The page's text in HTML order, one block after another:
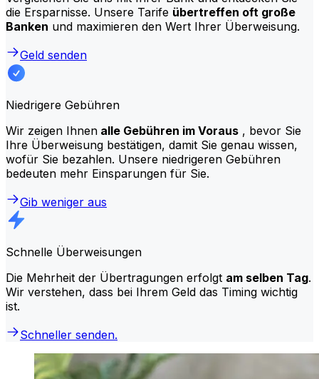
die Ersparnisse. Unsere Tarife übertreffen oft große
Banken und maximieren den Wert Ihrer Überweisung.
Geld senden
Niedrigere Gebühren
Wir zeigen Ihnen alle Gebühren im Voraus , bevor Sie
Ihre Überweisung bestätigen, damit Sie genau wissen,
wofür Sie bezahlen. Unsere niedrigeren Gebühren
bedeuten mehr Einsparungen für Sie.
Gib weniger aus
Schnelle Überweisungen
Die Mehrheit der Übertragungen erfolgt am selben Tag.
Wir verstehen, dass bei Ihrem Geld das Timing wichtig
ist.
Schneller senden.